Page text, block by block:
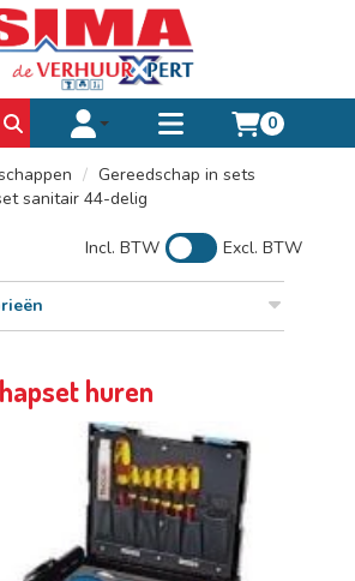
Toggle account dropdown
Toggle
menu
0
Gereedschap in sets
sanitair 44-delig
Incl. BTW Excl. BTW
huren